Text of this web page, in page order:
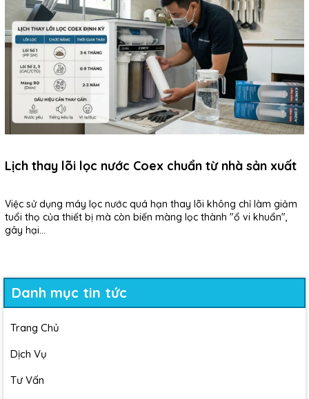
Lịch thay lõi lọc nước Coex chuẩn từ nhà sản xuất
Việc sử dụng máy lọc nước quá hạn thay lõi không chỉ làm giảm
tuổi thọ của thiết bị mà còn biến màng lọc thành "ổ vi khuẩn",
gây hại...
Danh mục tin tức
Trang Chủ
Dịch Vụ
Tư Vấn